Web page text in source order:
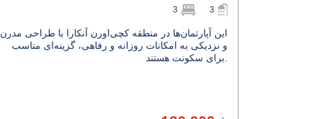
3 3
این آپارتمان‌ها در منطقه کچی‌اورن آنکارا با طراحی مدرن
و نزدیکی به امکانات روزانه و رفاهی، گزینه‌ای مناسب
برای سکونت هستند.